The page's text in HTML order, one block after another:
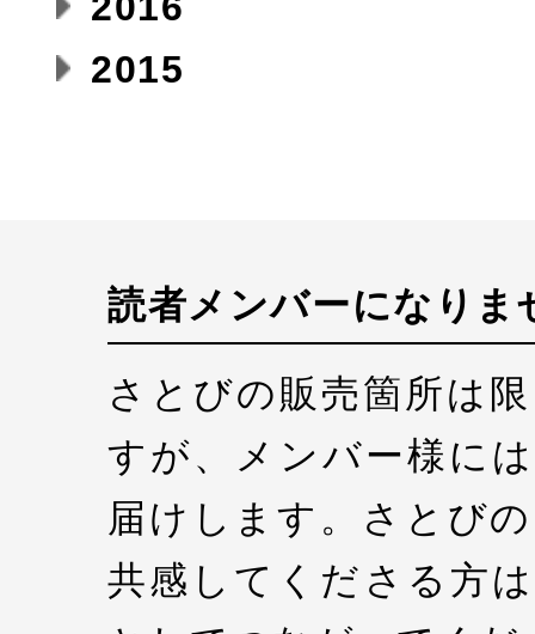
2015
読者メンバーになりま
さとびの販売箇所は
すが、メンバー様に
届けします。さとび
共感してくださる方